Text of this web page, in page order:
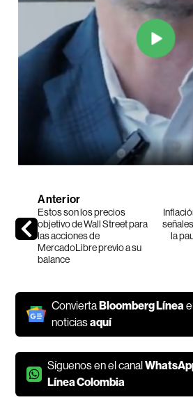
Anterior
Estos son los precios
objetivo de Wall Street para
las acciones de
MercadoLibre previo a su
balance
la
ConviertaBloomberg Línea
noticiasaquí
Síguenos en el canal
Línea Colombia